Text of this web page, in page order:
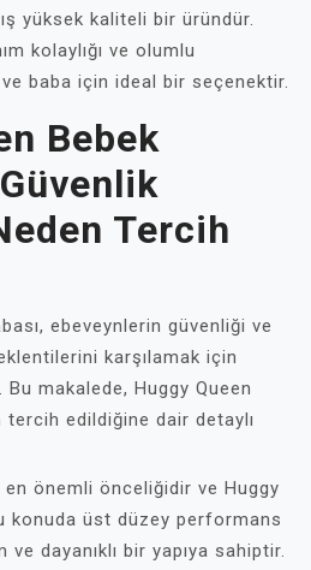
yüksek kaliteli bir üründür.
kolaylığı ve olumlu
baba için ideal bir seçenektir.
Bebek
Tercih
ebeveynlerin güvenliği ve
karşılamak için
makalede, Huggy Queen
tercih edildiğine dair detaylı
en önemli önceliğidir ve Huggy
konuda üst düzey performans
dayanıklı bir yapıya sahiptir.